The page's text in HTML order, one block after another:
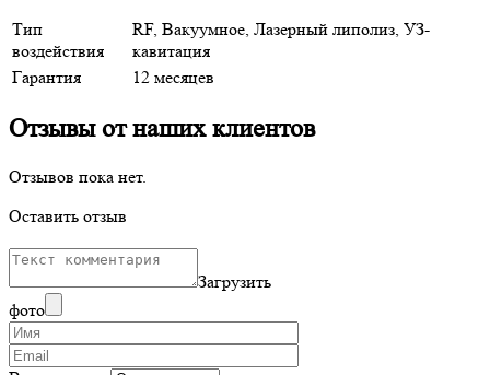
Тип
воздействия
RF, Вакуумное, Лазерный липолиз, УЗ-
кавитация
Гарантия
12 месяцев
Отзывы от наших клиентов
Отзывов пока нет.
Оставить отзыв
Загрузить
фото